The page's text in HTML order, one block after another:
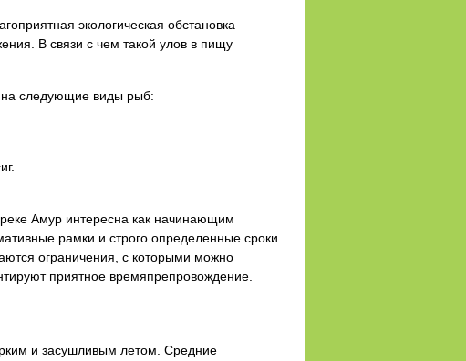
экологическая обстановка
В связи с чем такой улов в пищу
на следующие виды рыб:
Амур интересна как начинающим
рамки и строго определенные сроки
ограничения, с которыми можно
приятное времяпрепровождение.
и засушливым летом. Средние